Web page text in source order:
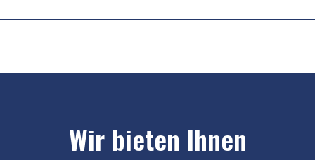
Wir bieten Ihnen